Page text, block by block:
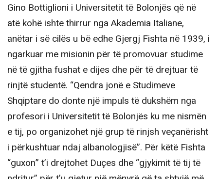
Gino Bottiglioni i Universitetit të Bolonjës që në
atë kohë ishte thirrur nga Akademia Italiane,
anëtar i së cilës u bë edhe Gjergj Fishta në 1939, i
ngarkuar me misionin për të promovuar studime
në të gjitha fushat e dijes dhe për të drejtuar të
rinjtë studentë. “Qendra jonë e Studimeve
Shqiptare do donte një impuls të dukshëm nga
profesori i Universitetit të Bolonjës ku me nismën
e tij, po organizohet një grup të rinjsh veçanërisht
i përkushtuar ndaj albanologjisë”. Për këtë Fishta
“guxon” t’i drejtohet Duçes dhe “gjykimit të tij të